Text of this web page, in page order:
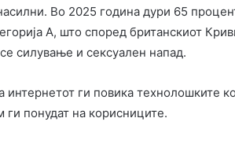
Во 2025 година дури 65
А, што според британскиот
силување и сексуален напад.
интернетот ги повика технолошките
понудат на корисниците.